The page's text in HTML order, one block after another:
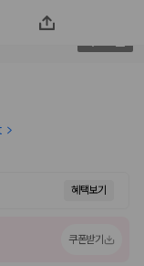
코
플랫폼
혜택보기
쿠폰받기